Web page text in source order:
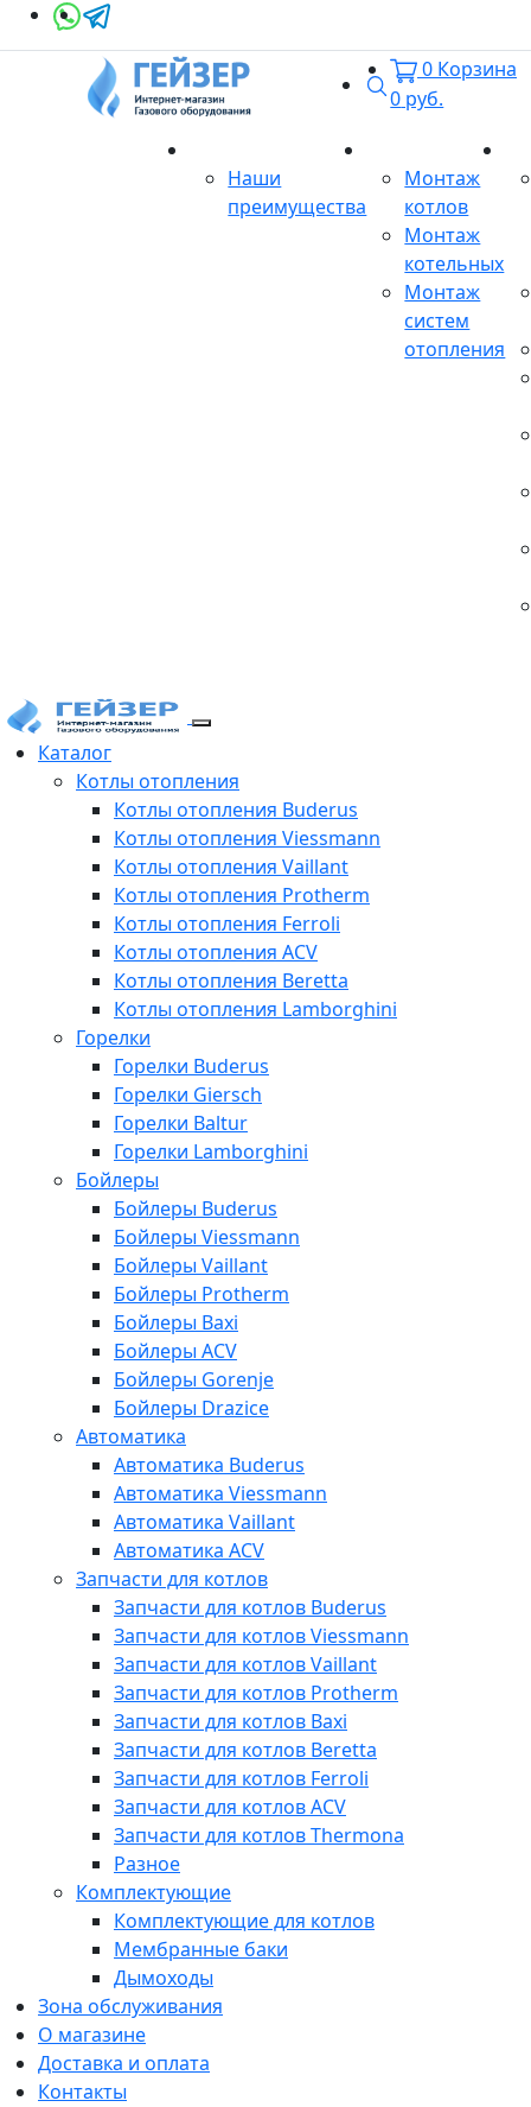
Поиск
0 Корзина
0 руб.
Наши
преимущества
Монтаж
котлов
Монтаж
котельных
Монтаж
систем
отопления
Каталог
Котлы отопления
Котлы отопления Buderus
Котлы отопления Viessmann
Котлы отопления Vaillant
Котлы отопления Protherm
Котлы отопления Ferroli
Котлы отопления ACV
Котлы отопления Beretta
Котлы отопления Lamborghini
Горелки
Горелки Buderus
Горелки Giersch
Горелки Baltur
Горелки Lamborghini
Бойлеры
Бойлеры Buderus
Бойлеры Viessmann
Бойлеры Vaillant
Бойлеры Protherm
Бойлеры Baxi
Бойлеры ACV
Бойлеры Gorenje
Бойлеры Drazice
Автоматика
Автоматика Buderus
Автоматика Viessmann
Автоматика Vaillant
Автоматика ACV
Запчасти для котлов
Запчасти для котлов Buderus
Запчасти для котлов Viessmann
Запчасти для котлов Vaillant
Запчасти для котлов Protherm
Запчасти для котлов Baxi
Запчасти для котлов Beretta
Запчасти для котлов Ferroli
Запчасти для котлов ACV
Запчасти для котлов Thermona
Разное
Комплектующие
Комплектующие для котлов
Мембранные баки
Дымоходы
Зона обслуживания
О магазине
Доставка и оплата
Контакты